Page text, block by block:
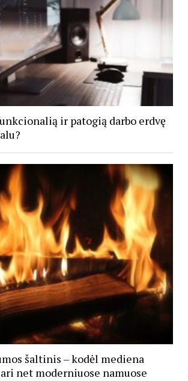
ir patogią darbo erdvę
šaltinis – kodėl mediena
net moderniuose namuose